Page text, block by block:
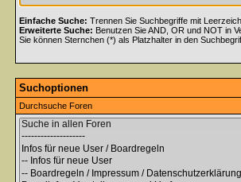
Einfache Suche: Trennen Sie Suchbegriffe mit
Erweiterte Suche: Benutzen Sie AND, OR und NOT in
Sie können Sternchen (*) als Platzhalter in den
Suchoptionen
Durchsuche Foren